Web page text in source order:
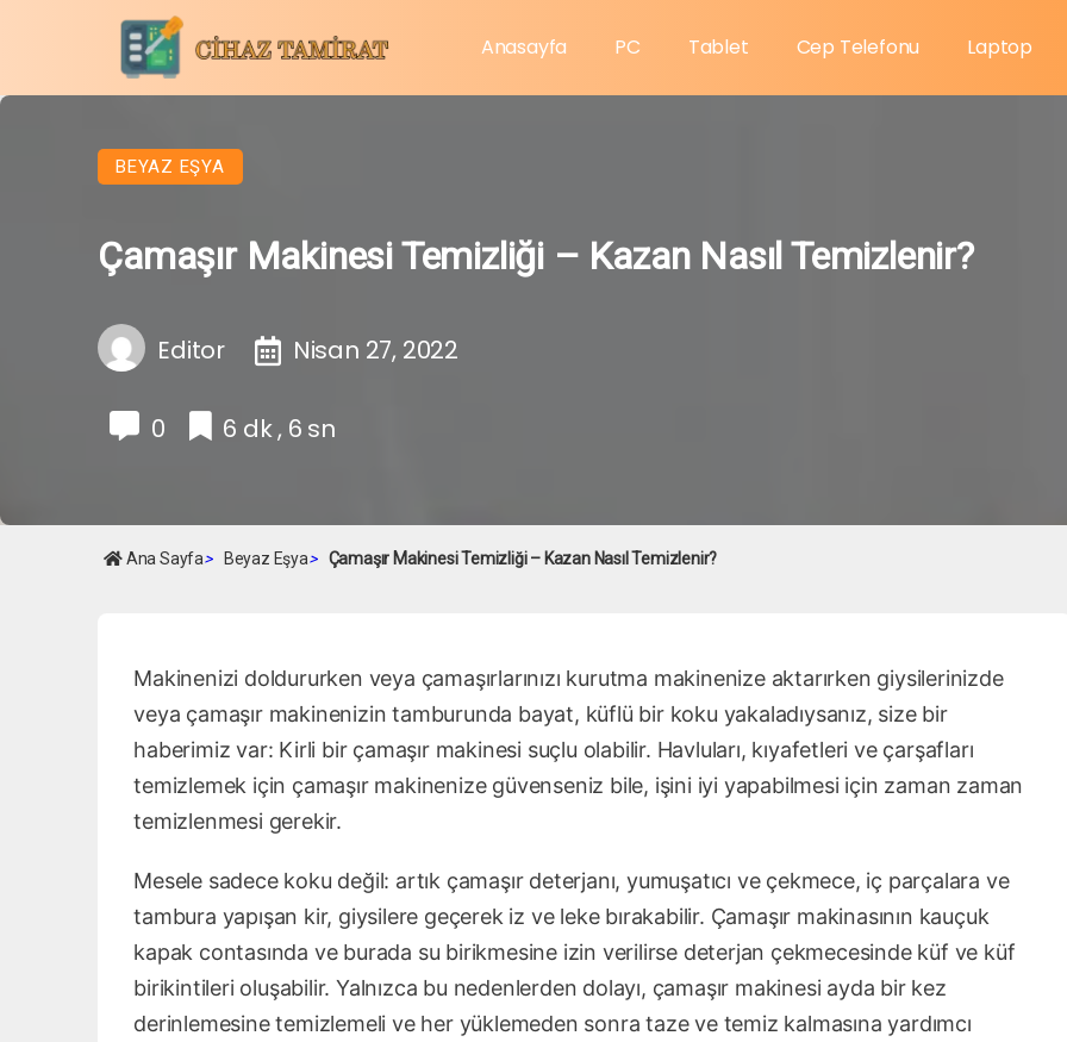
Anasayfa PC Tablet Cep Telefonu Laptop
BEYAZ EŞYA
Çamaşır Makinesi Temizliği – Kazan Nasıl Temizlenir?
Editor Nisan 27, 2022
0 6 dk , 6 sn
Ana Sayfa> Beyaz Eşya> Çamaşır Makinesi Temizliği – Kazan Nasıl Temizlenir?
Makinenizi doldururken veya çamaşırlarınızı kurutma makinenize aktarırken giysilerinizde
veya çamaşır makinenizin tamburunda bayat, küflü bir koku yakaladıysanız, size bir
haberimiz var: Kirli bir çamaşır makinesi suçlu olabilir. Havluları, kıyafetleri ve çarşafları
temizlemek için çamaşır makinenize güvenseniz bile, işini iyi yapabilmesi için zaman zaman
temizlenmesi gerekir.
Mesele sadece koku değil: artık çamaşır deterjanı, yumuşatıcı ve çekmece, iç parçalara ve
tambura yapışan kir, giysilere geçerek iz ve leke bırakabilir. Çamaşır makinasının kauçuk
kapak contasında ve burada su birikmesine izin verilirse deterjan çekmecesinde küf ve küf
birikintileri oluşabilir. Yalnızca bu nedenlerden dolayı, çamaşır makinesi ayda bir kez
derinlemesine temizlemeli ve her yüklemeden sonra taze ve temiz kalmasına yardımcı